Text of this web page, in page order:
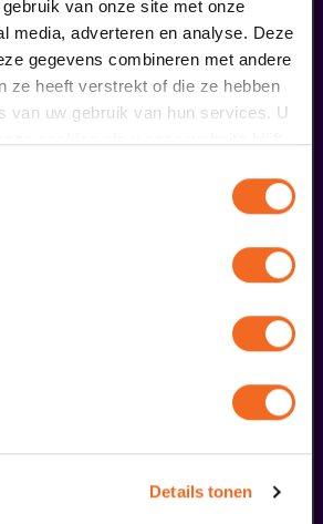
van onze site met onze
media, adverteren en analyse. Deze
gegevens combineren met andere
ze heeft verstrekt of die ze hebben
van uw gebruik van hun services. U
Details tonen